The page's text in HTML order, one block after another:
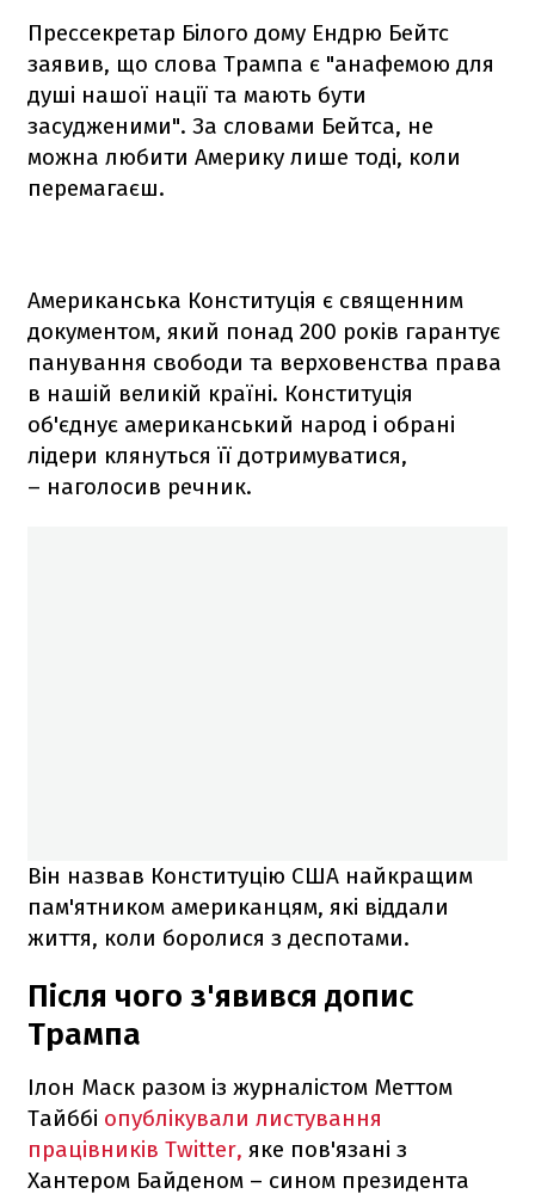
Прессекретар Білого дому Ендрю Бейтс
заявив, що слова Трампа є "анафемою для
душі нашої нації та мають бути
засудженими". За словами Бейтса, не
можна любити Америку лише тоді, коли
перемагаєш.
Американська Конституція є священним
документом, який понад 200 років гарантує
панування свободи та верховенства права
в нашій великій країні. Конституція
об'єднує американський народ і обрані
лідери клянуться її дотримуватися,
– наголосив речник.
Він назвав Конституцію США найкращим
пам'ятником американцям, які віддали
життя, коли боролися з деспотами.
Після чого з'явився допис
Трампа
Ілон Маск разом із журналістом Меттом
Тайббі опублікували листування
працівників Twitter, яке пов'язані з
Хантером Байденом – сином президента